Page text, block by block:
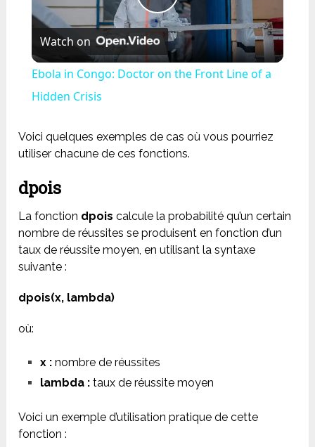
Play
Video
Watch on
Ebola in Congo: Doctor on the Front Line of a
Hidden Crisis
Voici quelques exemples de cas où vous pourriez
utiliser chacune de ces fonctions.
dpois
La fonction dpois calcule la probabilité qu’un certain
nombre de réussites se produisent en fonction d’un
taux de réussite moyen, en utilisant la syntaxe
suivante :
dpois(x, lambda)
où:
x :nombre de réussites
lambda :taux de réussite moyen
Voici un exemple d’utilisation pratique de cette
fonction :